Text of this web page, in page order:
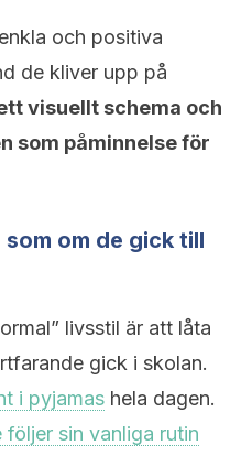
och positiva
de kliver upp på
visuellt schema och
som påminnelse för
om de gick till
livsstil är att låta
gick i skolan.
i pyjamas hela dagen.
sin vanliga rutin